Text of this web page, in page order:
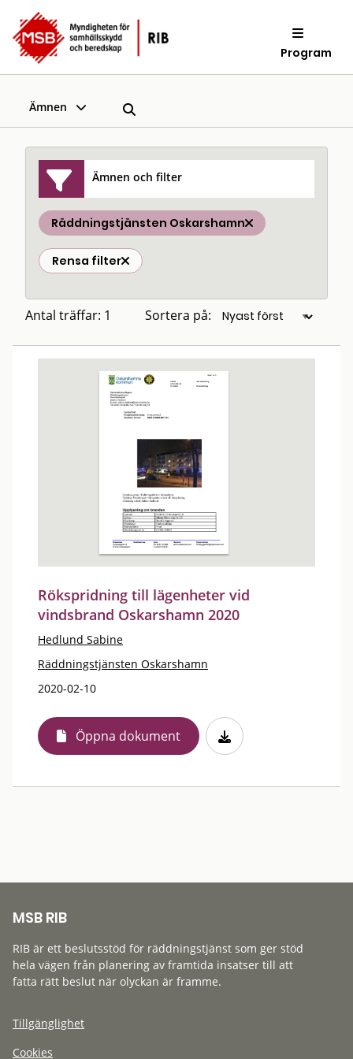
Program
Ämnen
Ämnen och filter
Räddningstjänsten Oskarshamn
Rensa filter
Antal träffar: 1 Sortera på:
Rökspridning till lägenheter vid
vindsbrand Oskarshamn 2020
Hedlund Sabine
Räddningstjänsten Oskarshamn
2020-02-10
Öppna dokument
MSB RIB
RIB är ett beslutsstöd för räddningstjänst som ger stöd
hela vägen från planering av framtida insatser till att
fatta rätt beslut när olyckan är framme.
Tillgänglighet
Cookies